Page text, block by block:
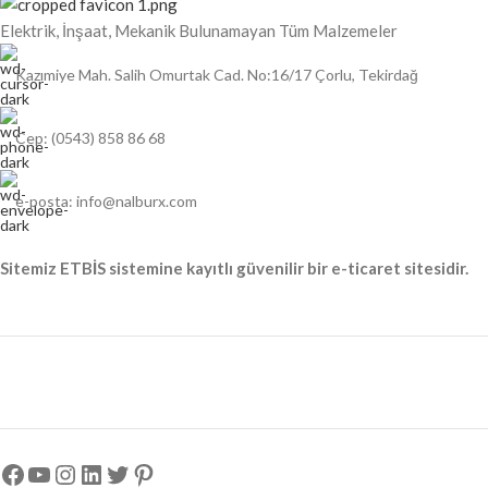
Elektrik, İnşaat, Mekanik Bulunamayan Tüm Malzemeler
Kazımiye Mah. Salih Omurtak Cad. No:16/17 Çorlu, Tekirdağ
Cep: (0543) 858 86 68
e-posta: info@nalburx.com
Sitemiz ETBİS sistemine kayıtlı güvenilir bir e-ticaret sitesidir.